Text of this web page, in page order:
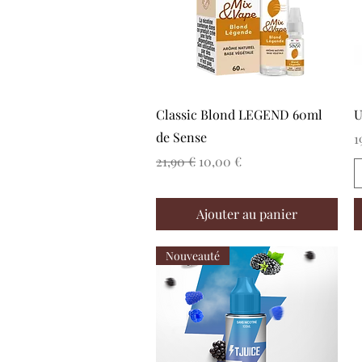
Aperçu rapide
Classic Blond LEGEND 60ml
de Sense
Prix original
21,90 € Prix promotionnel
10,00 €
Ajouter au panier
Nouveauté